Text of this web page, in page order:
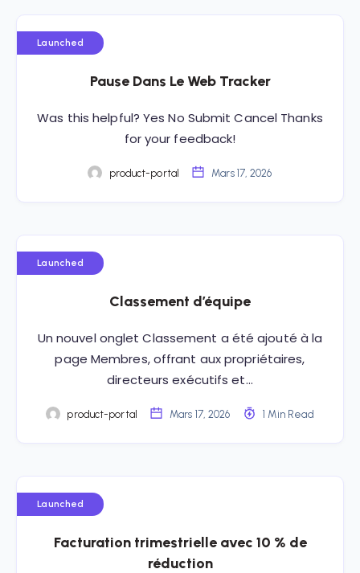
Launched
Pause Dans Le Web Tracker
Was this helpful? Yes No Submit Cancel Thanks
for your feedback!
product-portal Mars 17, 2026
Launched
Classement d’équipe
Un nouvel onglet Classement a été ajouté à la
page Membres, offrant aux propriétaires,
directeurs exécutifs et…
product-portal Mars 17, 2026 1 Min Read
Launched
Facturation trimestrielle avec 10 % de
réduction